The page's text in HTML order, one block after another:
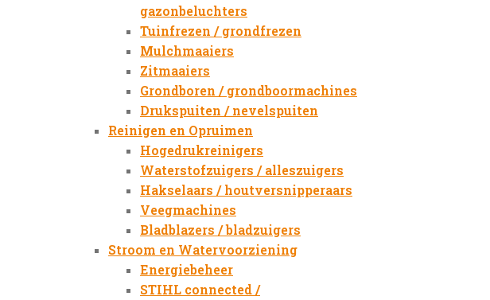
gazonbeluchters
Tuinfrezen / grondfrezen
Mulchmaaiers
Zitmaaiers
Grondboren / grondboormachines
Drukspuiten / nevelspuiten
Reinigen en Opruimen
Hogedrukreinigers
Waterstofzuigers / alleszuigers
Hakselaars / houtversnipperaars
Veegmachines
Bladblazers / bladzuigers
Stroom en Watervoorziening
Energiebeheer
STIHL connected /